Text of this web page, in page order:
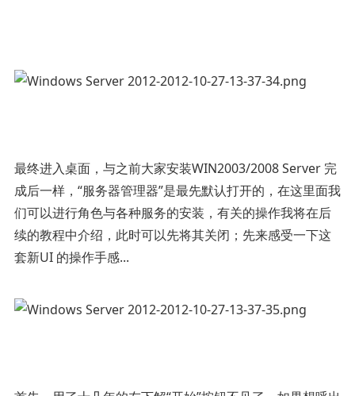
最终进入桌面，与之前大家安装WIN2003/2008 Server 完
成后一样，“服务器管理器”是最先默认打开的，在这里面我
们可以进行角色与各种服务的安装，有关的操作我将在后
续的教程中介绍，此时可以先将其关闭；先来感受一下这
套新UI 的操作手感...